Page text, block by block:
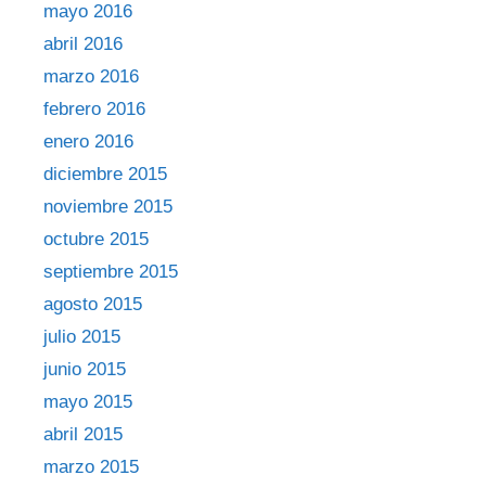
mayo 2016
abril 2016
marzo 2016
febrero 2016
enero 2016
diciembre 2015
noviembre 2015
octubre 2015
septiembre 2015
agosto 2015
julio 2015
junio 2015
mayo 2015
abril 2015
marzo 2015